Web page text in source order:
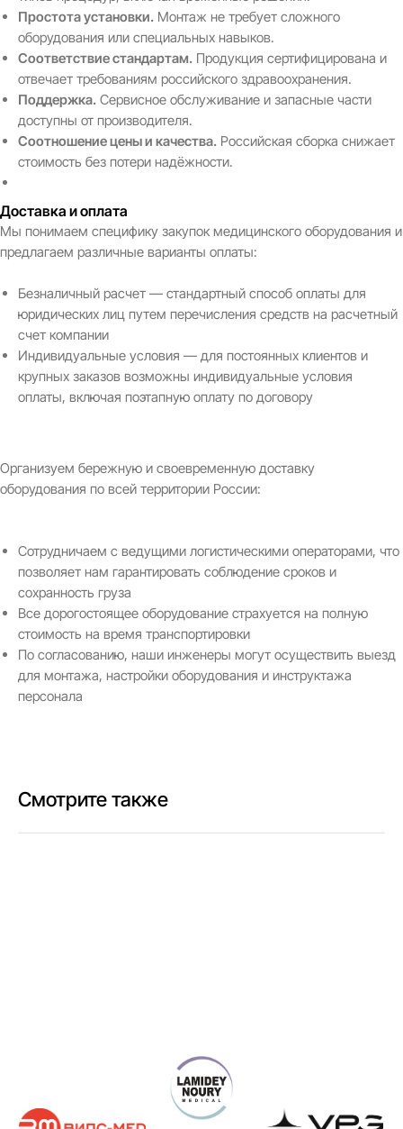
Простота установки. Монтаж не требует сложного
оборудования или специальных навыков.
Соответствие стандартам. Продукция сертифицирована и
отвечает требованиям российского здравоохранения.
Поддержка. Сервисное обслуживание и запасные части
доступны от производителя.
Соотношение цены и качества. Российская сборка снижает
стоимость без потери надёжности.
Доставка и оплата
Мы понимаем специфику закупок медицинского оборудования и
предлагаем различные варианты оплаты:
Безналичный расчет — стандартный способ оплаты для
юридических лиц путем перечисления средств на расчетный
счет компании
Индивидуальные условия — для постоянных клиентов и
крупных заказов возможны индивидуальные условия
оплаты, включая поэтапную оплату по договору
Организуем бережную и своевременную доставку
оборудования по всей территории России:
Сотрудничаем с ведущими логистическими операторами, что
позволяет нам гарантировать соблюдение сроков и
сохранность груза
Все дорогостоящее оборудование страхуется на полную
стоимость на время транспортировки
По согласованию, наши инженеры могут осуществить выезд
для монтажа, настройки оборудования и инструктажа
персонала
Смотрите также
Официальный
дистрибьютор
мировых брендов
Подробнее
Работаем с госучреждениями, частными
клиниками и физическими лицами